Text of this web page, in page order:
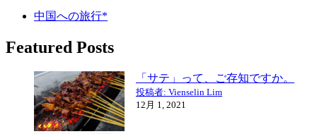
中国への旅行*
Featured Posts
「サテ」って、ご存知ですか。
投稿者: Vienselin Lim
12月 1, 2021